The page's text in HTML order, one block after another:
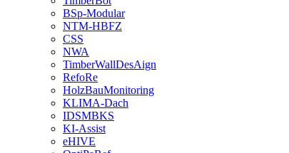
BSp-Modular
NTM-HBFZ
CSS
NWA
TimberWallDesAign
RefoRe
HolzBauMonitoring
KLIMA-Dach
IDSMBKS
KI-Assist
eHIVE